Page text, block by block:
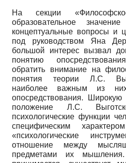
На секции
образовательное
концептуальные вопросы и
под руководством Яна
большой интерес вызвал
понятию
обратить внимание на
понятия теории Л.С.
наиболее важным из
опосредствования. Широкую
положение Л.С.
психологические функции
специфическим
«психологические
отношение между
предметами их